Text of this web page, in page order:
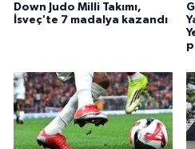
Down Judo Milli Takımı,
İsveç'te 7 madalya kazandı